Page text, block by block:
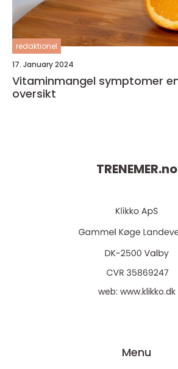
redaktionel
17. January 2024
Vitaminmangel symptomer en dybdegående
oversikt
TRENEMER.no
web: www.klikko.dk
Menu